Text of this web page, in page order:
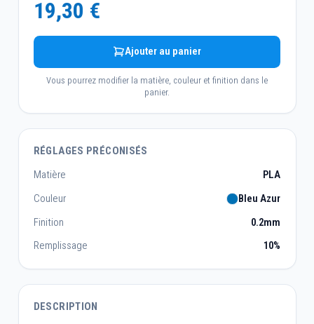
19,30 €
Ajouter au panier
Vous pourrez modifier la matière, couleur et finition dans le
panier.
RÉGLAGES PRÉCONISÉS
Matière
PLA
Couleur
Bleu Azur
Finition
0.2mm
Remplissage
10%
DESCRIPTION